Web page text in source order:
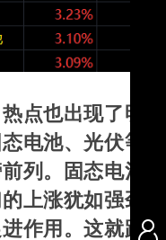
点也出现了明
电池、光伏等
列。固态电池
上涨犹如强劲
作用。这就跟